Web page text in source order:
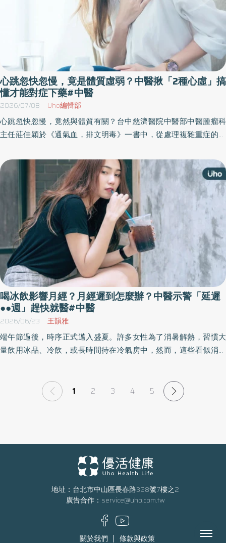
心跳忽快忽慢，竟是體質虛弱？中醫揪「2種心虛」搞
懂才能對症下藥#中醫
2026/07/08 Uho編輯部
心跳忽快忽慢，竟然與體質有關？台中慈濟醫院中醫部中醫腫瘤科
主任莊佳穎於《通氣血，排文明毒》一書中，從處理複雜重症的頂
道失衡、自律神經失調、代謝異常，到心血管、自體免疫等疑難重
症，讓讀者更了解如何恢復身體自癒力。以下為原書摘文：
喝冰飲影響月經？月經遲到怎麼辦？中醫示警「延遲
●●週」趕快就醫#中醫
2026/06/23 王韻雅
端午節過後，時序正式邁入盛夏。許多女性為了消暑解熱，習慣大
量飲用冰品、冷飲，或長時間待在冷氣房中，然而，這些看似消暑
期紊亂，尤其偏寒體質的女性更要留意。
1 2 3 4 5
地址：台北市中山區長春路328號7樓之2
廣告合作： service@uho.com.tw
關於我們 條款與政策 Menu